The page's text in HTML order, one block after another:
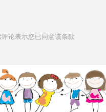
论表示您已同意该条款